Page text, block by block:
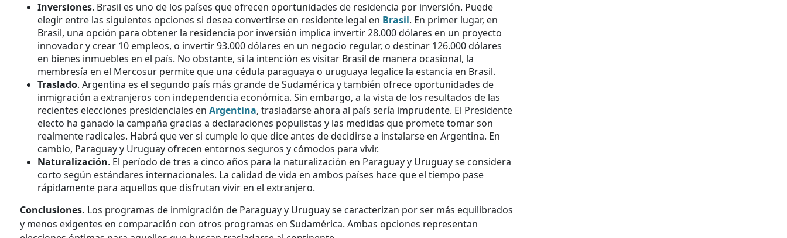
Inversiones. Brasil es uno de los países que ofrecen oportunidades de residencia por inversión. Puede
elegir entre las siguientes opciones si desea convertirse en residente legal en Brasil. En primer lugar, en
Brasil, una opción para obtener la residencia por inversión implica invertir 28.000 dólares en un proyecto
innovador y crear 10 empleos, o invertir 93.000 dólares en un negocio regular, o destinar 126.000 dólares
en bienes inmuebles en el país. No obstante, si la intención es visitar Brasil de manera ocasional, la
membresía en el Mercosur permite que una cédula paraguaya o uruguaya legalice la estancia en Brasil.
Traslado. Argentina es el segundo país más grande de Sudamérica y también ofrece oportunidades de
inmigración a extranjeros con independencia económica. Sin embargo, a la vista de los resultados de las
recientes elecciones presidenciales en Argentina, trasladarse ahora al país sería imprudente. El Presidente
electo ha ganado la campaña gracias a declaraciones populistas y las medidas que promete tomar son
realmente radicales. Habrá que ver si cumple lo que dice antes de decidirse a instalarse en Argentina. En
cambio, Paraguay y Uruguay ofrecen entornos seguros y cómodos para vivir.
Naturalización. El período de tres a cinco años para la naturalización en Paraguay y Uruguay se considera
corto según estándares internacionales. La calidad de vida en ambos países hace que el tiempo pase
rápidamente para aquellos que disfrutan vivir en el extranjero.
Conclusiones. Los programas de inmigración de Paraguay y Uruguay se caracterizan por ser más equilibrados
y menos exigentes en comparación con otros programas en Sudamérica. Ambas opciones representan